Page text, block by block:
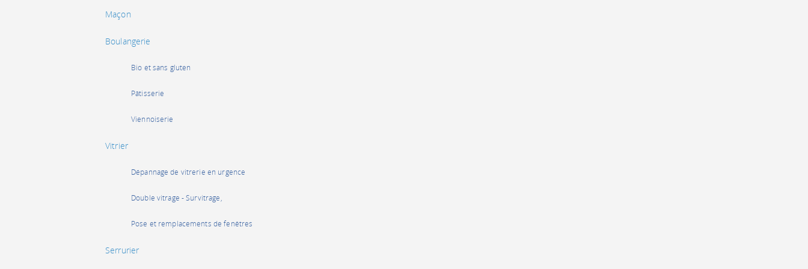
Maçon
Boulangerie
Bio et sans gluten
Pâtisserie
Viennoiserie
Vitrier
Dépannage de vitrerie en urgence
Double vitrage - Survitrage,
Pose et remplacements de fenêtres
Serrurier